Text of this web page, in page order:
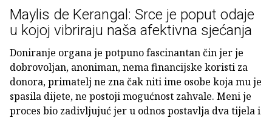
Maylis de Kerangal: Srce je poput odaje
u kojoj vibriraju naša afektivna sjećanja
Doniranje organa je potpuno fascinantan čin jer je
dobrovoljan, anoniman, nema financijske koristi za
donora, primatelj ne zna čak niti ime osobe koja mu je
spasila dijete, ne postoji mogućnost zahvale. Meni je
proces bio zadivljujuć jer u odnos postavlja dva tijela i